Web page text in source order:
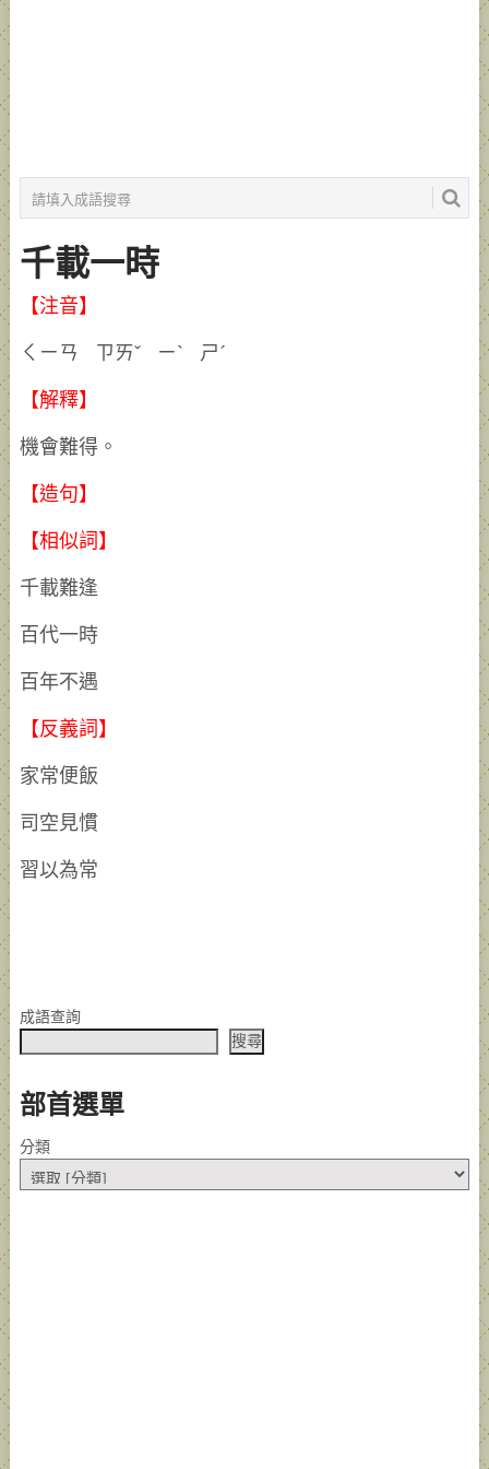
千載一時
【注音】
ㄑㄧㄢ ㄗㄞˇ ㄧˋ ㄕˊ
【解釋】
機會難得。
【造句】
【相似詞】
千載難逢
百代一時
百年不遇
【反義詞】
家常便飯
司空見慣
習以為常
成語查詢
搜尋
部首選單
分類